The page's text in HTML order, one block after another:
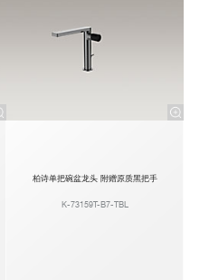
柏诗单把碗盆龙头 附赠原质黑把手
K-73159T-B7-TBL